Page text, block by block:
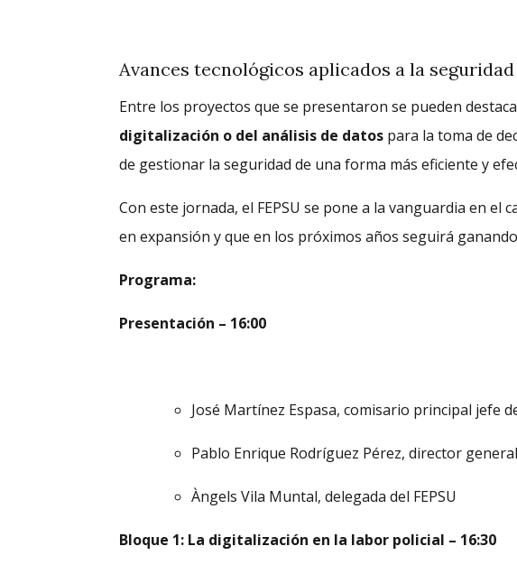
Avances tecnológicos aplicados a la seguridad
Entre los proyectos que se presentaron se pueden
digitalización o del análisis de datos para la toma de
de gestionar la seguridad de una forma más eficiente y
Con este jornada, el FEPSU se pone a la vanguardia en
en expansión y que en los próximos años seguirá
Programa:
Presentación – 16:00
José Martínez Espasa, comisario principal jefe
Pablo Enrique Rodríguez Pérez, director
Àngels Vila Muntal, delegada del FEPSU
Bloque 1: La digitalización en la labor policial – 16:30